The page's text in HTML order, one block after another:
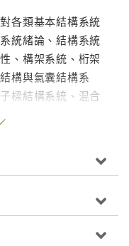
各類基本結構系統
統緒論、結構系統
、構架系統、桁架
構與氣囊結構系
樑結構系統、混合
之系統等章節，均
互結合，以及結構
深入淺出作有系統
在設計時應用的主